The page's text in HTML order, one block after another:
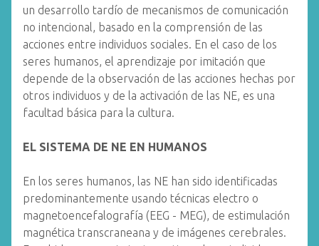
un desarrollo tardío de mecanismos de comunicación
no intencional, basado en la comprensión de las
acciones entre individuos sociales. En el caso de los
seres humanos, el aprendizaje por imitación que
depende de la observación de las acciones hechas por
otros individuos y de la activación de las NE, es una
facultad básica para la cultura.
EL SISTEMA DE NE EN HUMANOS
En los seres humanos, las NE han sido identificadas
predominantemente usando técnicas electro o
magnetoencefalografía (EEG - MEG), de estimulación
magnética transcraneana y de imágenes cerebrales.